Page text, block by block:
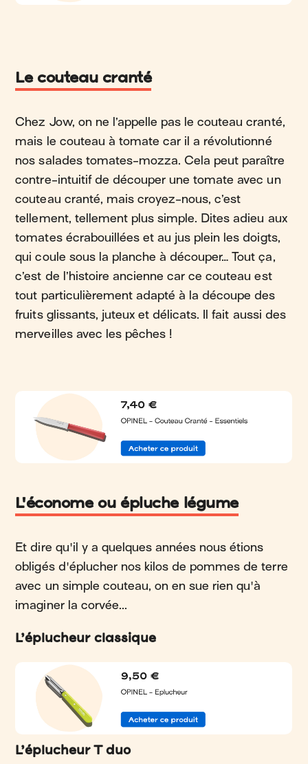
Le couteau cranté
Chez Jow, on ne l’appelle pas le couteau cranté,
mais le couteau à tomate car il a révolutionné
nos salades tomates-mozza. Cela peut paraître
contre-intuitif de découper une tomate avec un
couteau cranté, mais croyez-nous, c’est
tellement, tellement plus simple. Dites adieu aux
tomates écrabouillées et au jus plein les doigts,
qui coule sous la planche à découper… Tout ça,
c’est de l’histoire ancienne car ce couteau est
tout particulièrement adapté à la découpe des
fruits glissants, juteux et délicats. Il fait aussi des
merveilles avec les pêches !
L'économe ou épluche légume
Et dire qu'il y a quelques années nous étions
obligés d'éplucher nos kilos de pommes de terre
avec un simple couteau, on en sue rien qu'à
imaginer la corvée...
L’éplucheur classique
L’éplucheur T duo